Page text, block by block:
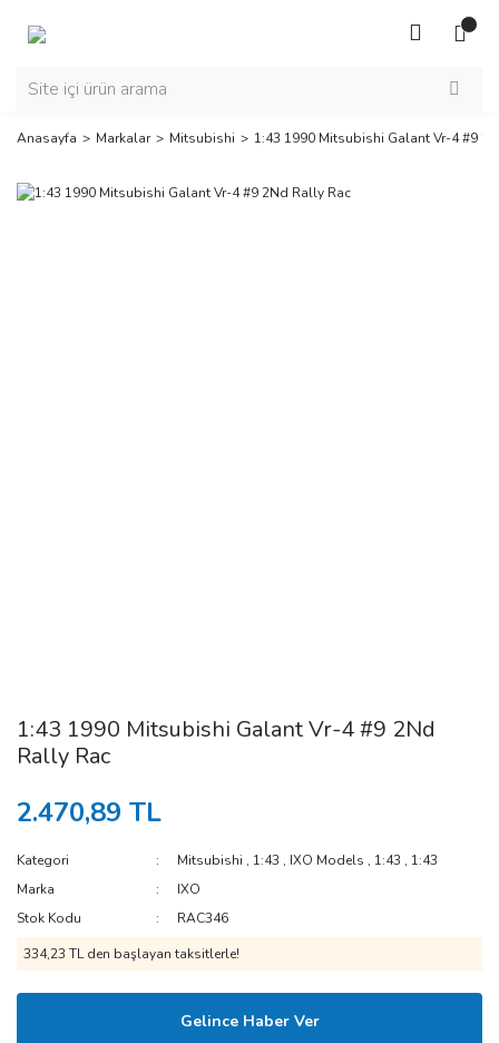
Anasayfa Markalar Mitsubishi 1:43 1990 Mitsubishi Galant Vr-4 #9
1:43 1990 Mitsubishi Galant Vr-4 #9 2Nd
Rally Rac
2.470,89 TL
Kategori Mitsubishi , 1:43 , IXO Models , 1:43 , 1:43
Marka
IXO
Stok Kodu
RAC346
334,23 TL den başlayan taksitlerle!
Gelince Haber Ver